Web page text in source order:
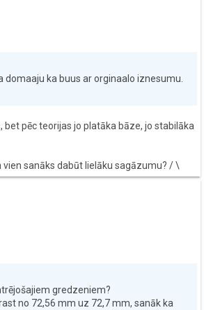
domaaju ka buus ar orginaalo iznesumu.
bet pēc teorijas jo platāka bāze, jo stabilāka
vien sanāks dabūt lielāku sagāzumu? / \
gredzeniem?
no 72,56 mm uz 72,7 mm, sanāk ka